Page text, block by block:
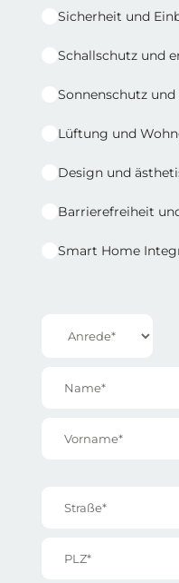
Sicherheit und
Schallschutz und
Sonnenschutz
Lüftung und
Design und
Barrierefreiheit
Smart Home